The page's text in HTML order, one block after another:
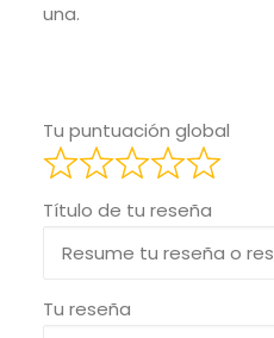
una.
Tu puntuación global
Título de tu reseña
Tu reseña